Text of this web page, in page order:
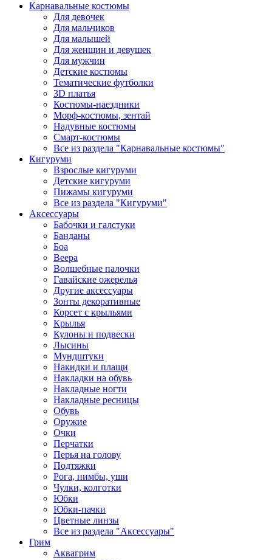
Карнавальные костюмы
Для девочек
Для мальчиков
Для малышей
Для женщин и девушек
Для мужчин
Детские костюмы
Тематические футболки
3D платья
Костюмы-наездники
Морф-костюмы, зентай
Надувные костюмы
Смарт-костюмы
Все из раздела "Карнавальные костюмы"
Кигуруми
Взрослые кигуруми
Детские кигуруми
Пижамы кигуруми
Все из раздела "Кигуруми"
Аксессуары
Бабочки и галстуки
Банданы
Боа
Веера
Волшебные палочки
Гавайские ожерелья
Другие аксессуары
Зонты декоративные
Корсет с крыльями
Крылья
Кулоны и подвески
Лысины
Мундштуки
Накидки и плащи
Накладки на обувь
Накладные ногти
Накладные ресницы
Обувь
Оружие
Очки
Перчатки
Перья на голову
Подтяжки
Рога, нимбы, уши
Чулки, колготки
Юбки
Юбки-пачки
Цветные линзы
Все из раздела "Аксессуары"
Грим
Аквагрим